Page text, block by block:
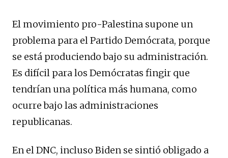
El movimiento pro-Palestina supone un
problema para el Partido Demócrata, porque
se está produciendo bajo su administración.
Es difícil para los Demócratas fingir que
tendrían una política más humana, como
ocurre bajo las administraciones
republicanas.
En el DNC, incluso Biden se sintió obligado a